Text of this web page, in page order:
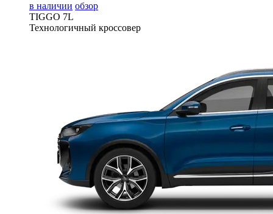
в наличии обзор
TIGGO 7L
Технологичный кроссовер